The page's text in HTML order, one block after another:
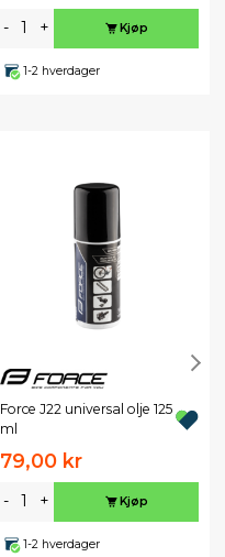
- + Kjøp
1-2 hverdager
Force J22 universal olje 125
ml
79,00 kr
- + Kjøp
1-2 hverdager